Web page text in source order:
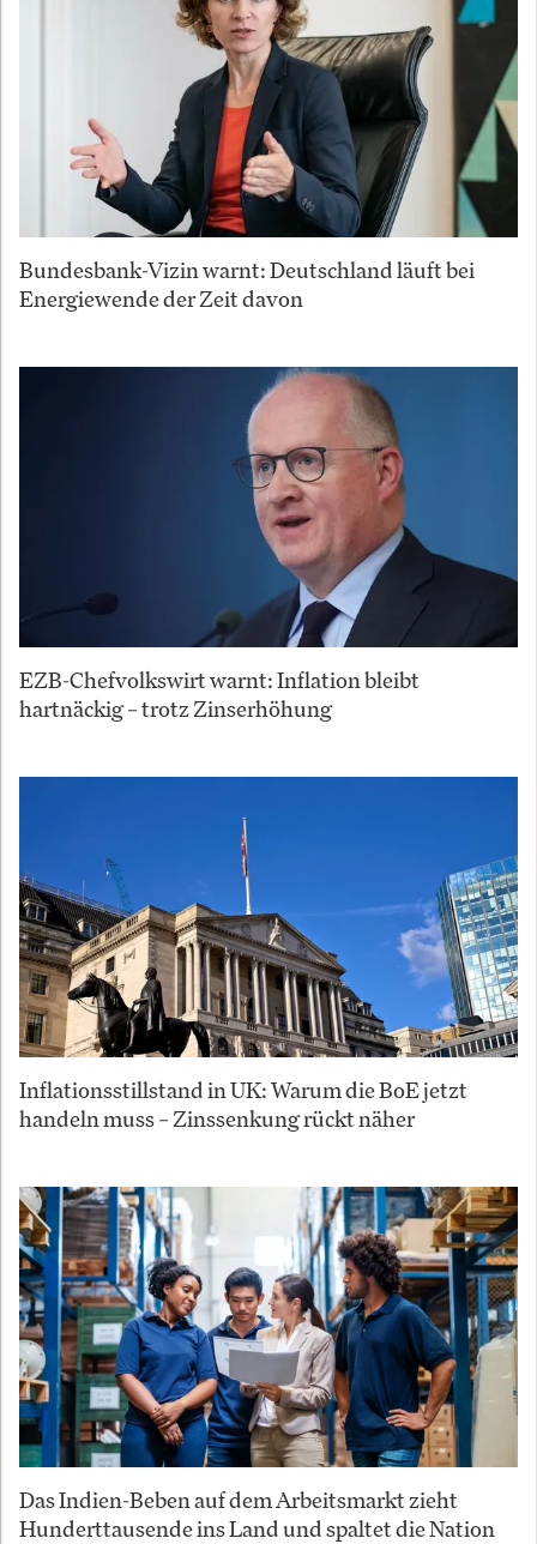
Bundesbank-Vizin warnt: Deutschland läuft bei
Energiewende der Zeit davon
EZB-Chefvolkswirt warnt: Inflation bleibt
hartnäckig – trotz Zinserhöhung
Inflationsstillstand in UK: Warum die BoE jetzt
handeln muss – Zinssenkung rückt näher
Das Indien-Beben auf dem Arbeitsmarkt zieht
Hunderttausende ins Land und spaltet die Nation